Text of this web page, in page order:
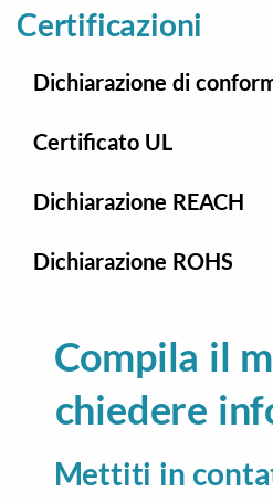
Certificazioni
Dichiarazione di
Certificato UL
Dichiarazione REACH
Dichiarazione ROHS
Compila il
chiedere
Mettiti in